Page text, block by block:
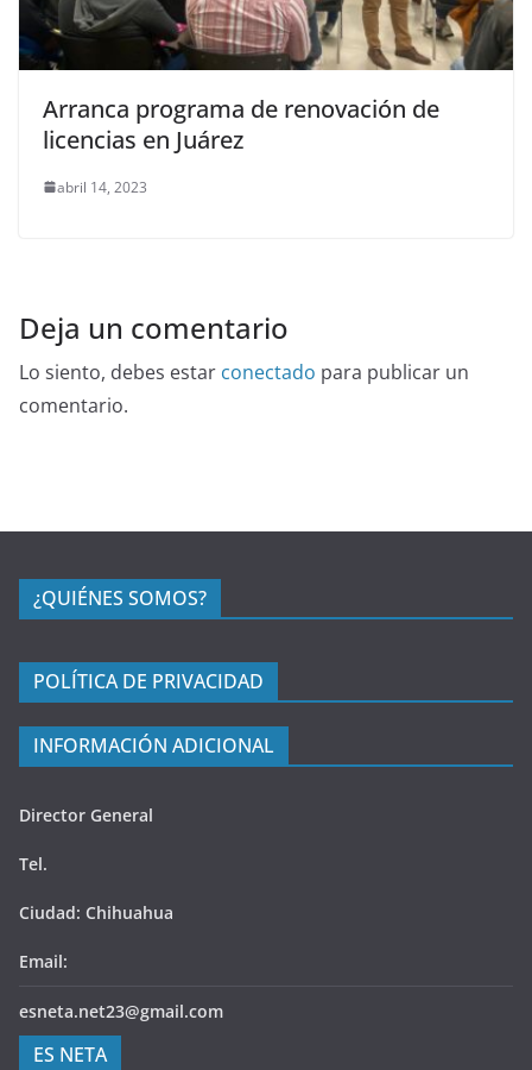
Arranca programa de renovación de
licencias en Juárez
abril 14, 2023
Deja un comentario
Lo siento, debes estar conectado para publicar un
comentario.
¿QUIÉNES SOMOS?
POLÍTICA DE PRIVACIDAD
INFORMACIÓN ADICIONAL
Director General
Tel.
Ciudad: Chihuahua
Email:
esneta.net23@gmail.com
ES NETA